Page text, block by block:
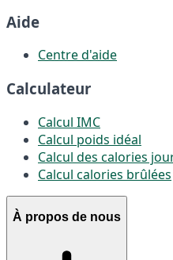
Aide
Centre d'aide
Calculateur
Calcul IMC
Calcul poids idéal
Calcul des calories
Calcul calories brûlées
À propos de nous